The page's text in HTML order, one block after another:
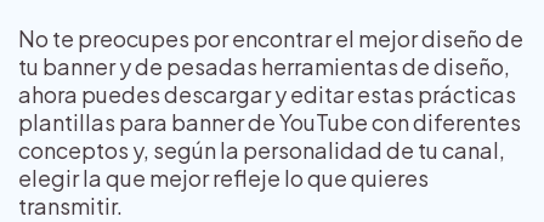
No te preocupes por encontrar el mejor diseño de
tu banner y de pesadas herramientas de diseño,
ahora puedes descargar y editar estas prácticas
plantillas para banner de YouTube con diferentes
conceptos y, según la personalidad de tu canal,
elegir la que mejor refleje lo que quieres
transmitir.